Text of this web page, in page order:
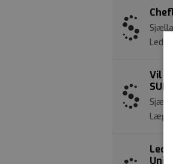
Vil
SUH
Læge